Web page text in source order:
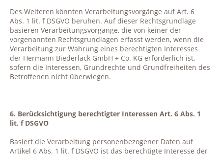
Des Weiteren könnten Verarbeitungsvorgänge auf Art. 6
Abs. 1 lit. f DSGVO beruhen. Auf dieser Rechtsgrundlage
basieren Verarbeitungsvorgänge, die von keiner der
vorgenannten Rechtsgrundlagen erfasst werden, wenn die
Verarbeitung zur Wahrung eines berechtigten Interesses
der Hermann Biederlack GmbH + Co. KG erforderlich ist,
sofern die Interessen, Grundrechte und Grundfreiheiten des
Betroffenen nicht überwiegen.
6. Berücksichtigung berechtigter Interessen Art. 6 Abs. 1
lit. f DSGVO
Basiert die Verarbeitung personenbezogener Daten auf
Artikel 6 Abs. 1 lit. f DSGVO ist das berechtigte Interesse der